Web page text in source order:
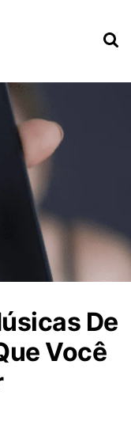
De
Você